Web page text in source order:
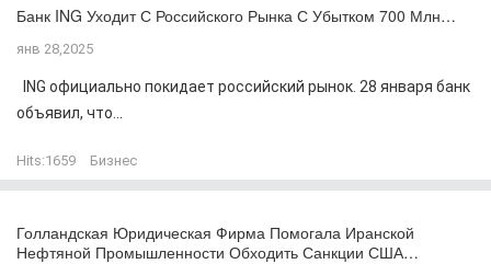
Банк ING Уходит С Российского Рынка С Убытком 700 Млн…
янв 28,2025
ING официально покидает российский рынок. 28 января банк
объявил, что...
Hits:1659 Бизнес
Голландская Юридическая Фирма Помогала Иранской
Нефтяной Промышленности Обходить Санкции США…